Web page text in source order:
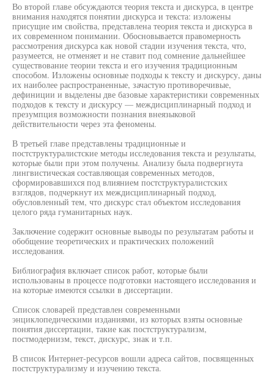
Во второй главе обсуждаются теория текста и дискурса, в центре
внимания находятся понятии дискурса и текста: изложены
присущие им свойства, представлена теория текста и дискурса в
их современном понимании. Обосновывается правомерность
рассмотрения дискурса как новой стадии изучения текста, что,
разумеется, не отменяет и не ставит под сомнение дальнейшее
существование теории текста и его изучения традиционным
способом. Изложены основные подходы к тексту и дискурсу, даны
их наиболее распространенные, зачастую противоречивые,
дефиниции и выделены две базовые характеристики современных
подходов к тексту и дискурсу — междисциплинарный подход и
презумпция возможности познания внеязыковой
действительности через эта феномены.
В третьей главе представлены традиционные и
постструктуралистские методы исследования текста и результаты,
которые были при этом получены. Анализу была подвергнута
лингвистическая составляющая современных методов,
сформировавшихся под влиянием постструктуралистских
взглядов, подчеркнут их междисциплинарный подход,
обусловленный тем, что дискурс стал объектом исследования
целого ряда гуманитарных наук.
Заключение содержит основные выводы по результатам работы и
обобщение теоретических и практических положений
исследования.
Библиография включает список работ, которые были
использованы в процессе подготовки настоящего исследования и
на которые имеются ссылки в диссертации.
Список словарей представлен современными
энциклопедическими изданиями, из которых взяты основные
понятия диссертации, такие как постструктурализм,
постмодернизм, текст, дискурс, знак и т.п.
В список Интернет-ресурсов вошли адреса сайтов, посвященных
постструктурализму и изучению текста.